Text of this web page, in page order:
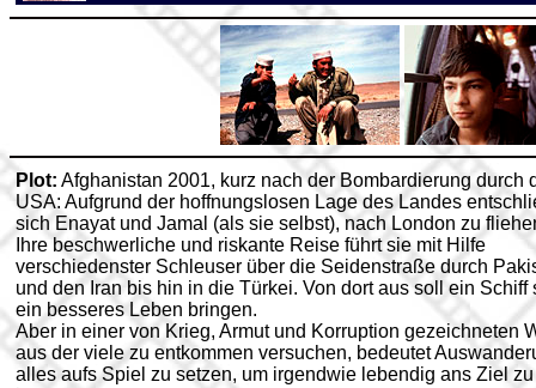
Plot: Afghanistan 2001, kurz nach der Bombardierung durch
USA: Aufgrund der hoffnungslosen Lage des Landes
sich Enayat und Jamal (als sie selbst), nach London zu
Ihre beschwerliche und riskante Reise führt sie mit Hilfe
verschiedenster Schleuser über die Seidenstraße durch
und den Iran bis hin in die Türkei. Von dort aus soll ein Schiff
ein besseres Leben bringen.
Aber in einer von Krieg, Armut und Korruption gezeichneten
aus der viele zu entkommen versuchen, bedeutet
alles aufs Spiel zu setzen, um irgendwie lebendig ans Ziel zu